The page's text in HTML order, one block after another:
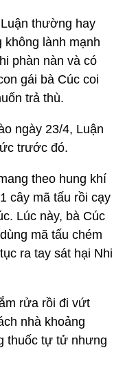
thường hay
không lành mạnh
phàn nàn và có
gái bà Cúc coi
trả thù.
ngày 23/4, Luận
trước đó.
theo hung khí
cây mã tấu rồi cạy
Lúc này, bà Cúc
mã tấu chém
ra tay sát hại Nhi
rửa rồi đi vứt
nhà khoảng
thuốc tự tử nhưng